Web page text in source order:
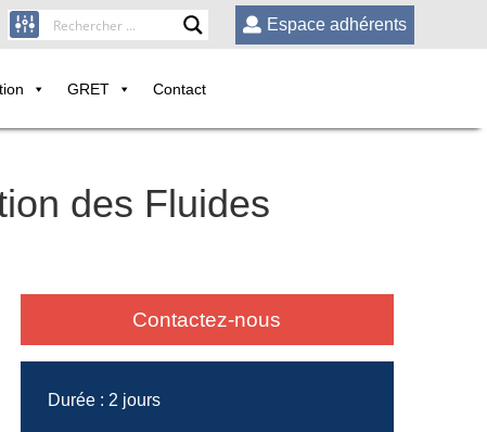
Espace adhérents
GRET Contact
des Fluides
Contactez-nous
Durée : 2 jours